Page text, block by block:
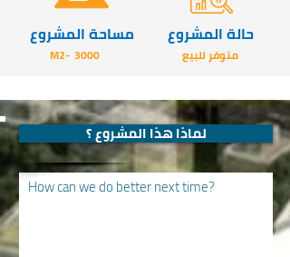
مساحة المشروع
3000
-M2
حالة المشروع
متوفر للبيع
How can we do better next time?
لماذا هذا المشروع ؟